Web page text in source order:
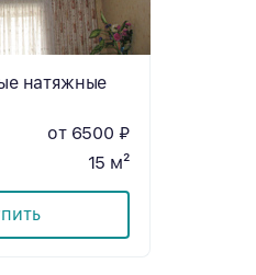
натяжные
от 6500 ₽
15 м²